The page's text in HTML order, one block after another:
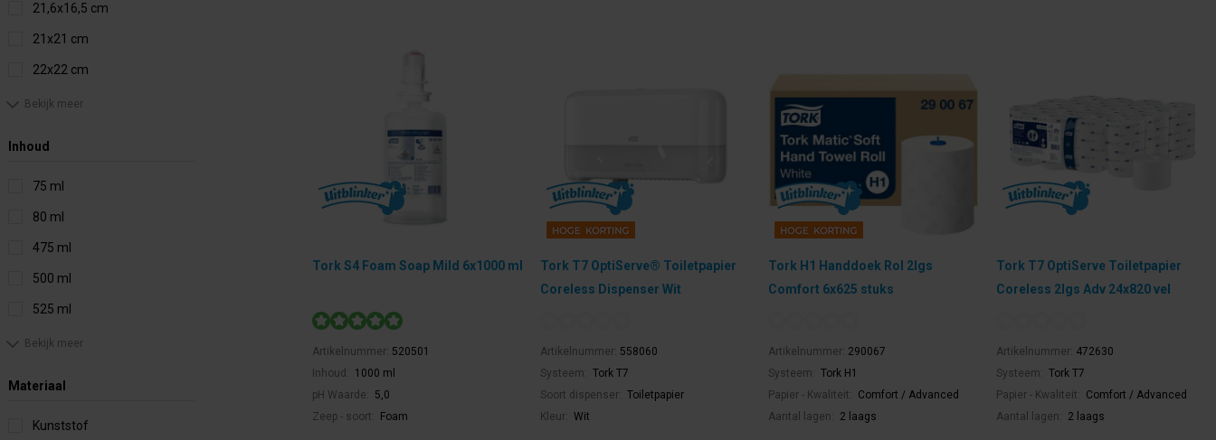
21,6x16,5 cm
21x21 cm
22x22 cm
Bekijk meer
Inhoud
75 ml
80 ml
475 ml
500 ml
525 ml
Bekijk meer
Materiaal
Kunststof
Tork S4 Foam Soap Mild 6x1000 ml
Artikelnummer: 520501
Inhoud:
1000 ml
pH Waarde:
5,0
Zeep - soort:
Foam
Tork T7 OptiServe® Toiletpapier
Coreless Dispenser Wit
Artikelnummer: 558060
Systeem:
Tork T7
Soort dispenser:
Toiletpapier
Kleur:
Wit
Tork H1 Handdoek Rol 2lgs
Comfort 6x625 stuks
Artikelnummer: 290067
Systeem:
Tork H1
Papier - Kwaliteit:
Comfort / Advanced
Aantal lagen:
2 laags
Tork T7 OptiServe Toiletpapier
Coreless 2lgs Adv 24x820 vel
Artikelnummer: 472630
Systeem:
Tork T7
Papier - Kwaliteit:
Comfort / Advanced
Aantal lagen:
2 laags